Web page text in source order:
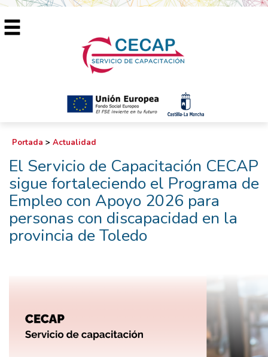
Portada > Actualidad
El Servicio de Capacitación CECAP
sigue fortaleciendo el Programa de
Empleo con Apoyo 2026 para
personas con discapacidad en la
provincia de Toledo